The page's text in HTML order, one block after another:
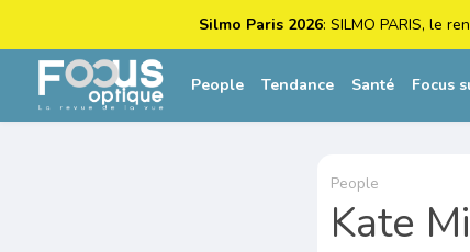
Silmo Paris 2026: SILMO PARIS, le
People Tendance Santé Focus
People
Kate